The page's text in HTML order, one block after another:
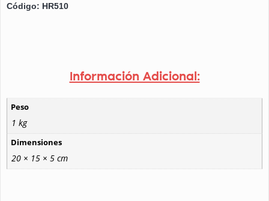
Código: HR510
Información Adicional:
Peso
1 kg
Dimensiones
20 × 15 × 5 cm